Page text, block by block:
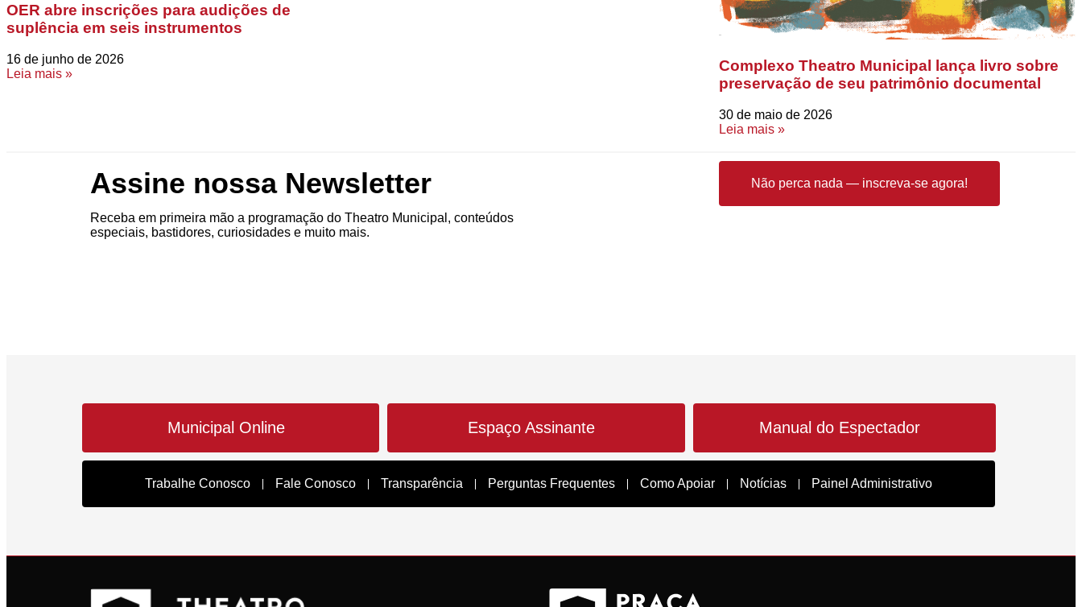
OER abre inscrições para audições de
suplência em seis instrumentos
16 de junho de 2026
Leia mais »
Complexo Theatro Municipal lança livro sobre
preservação de seu patrimônio documental
30 de maio de 2026
Leia mais »
Assine nossa Newsletter
Receba em primeira mão a programação do Theatro Municipal, conteúdos
especiais, bastidores, curiosidades e muito mais.
Não perca nada — inscreva-se agora!
Municipal Online Espaço Assinante Manual do Espectador
Trabalhe Conosco Fale Conosco Transparência Perguntas Frequentes Como Apoiar Notícias Painel Administrativo